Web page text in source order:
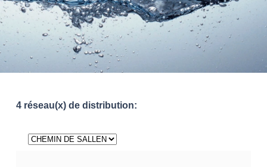
4 réseau(x) de distribution: